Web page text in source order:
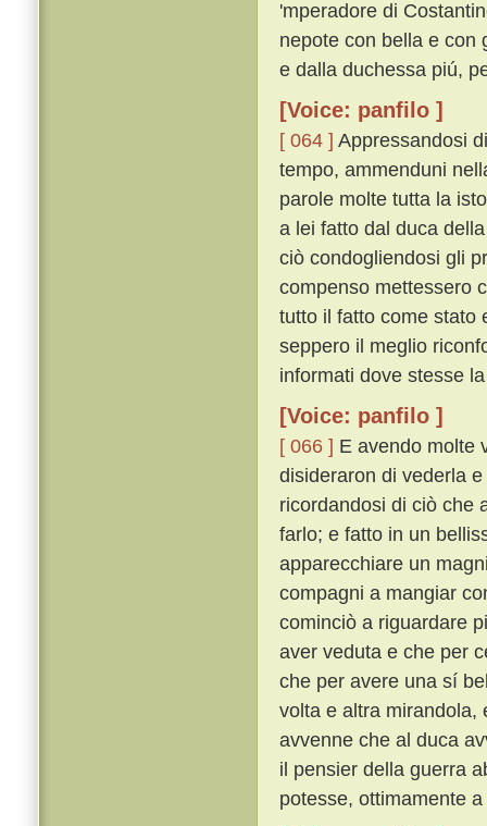
'mperadore di
nepote con bella e con
e dalla duchessa piú,
[Voice: panfilo ]
[ 064 ] Appressandosi
tempo, ammenduni
parole molte tutta la
a lei fatto dal duca
ciò condogliendosi gli
compenso mettessero
tutto il fatto come stato
seppero il meglio
informati dove stesse
[Voice: panfilo ]
[ 066 ] E avendo molte
disideraron di vederla
ricordandosi di ciò che
farlo; e fatto in un
apparecchiare un
compagni a mangiar
cominciò a riguardare
aver veduta e che per
che per avere una sí
volta e altra mirandola,
avvenne che al duca
il pensier della guerra
potesse, ottimamente